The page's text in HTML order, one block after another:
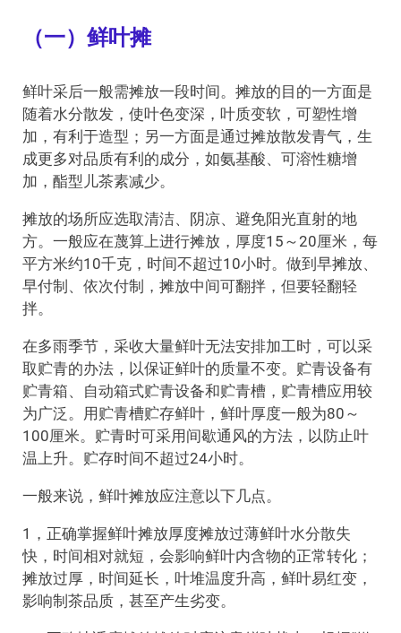
（一）鲜叶摊
鲜叶采后一般需摊放一段时间。摊放的目的一方面是
随着水分散发，使叶色变深，叶质变软，可塑性增
加，有利于造型；另一方面是通过摊放散发青气，生
成更多对品质有利的成分，如氨基酸、可溶性糖增
加，酯型儿茶素减少。
摊放的场所应选取清洁、阴凉、避免阳光直射的地
方。一般应在蔑算上进行摊放，厚度15～20厘米，每
平方米约10千克，时间不超过10小时。做到早摊放、
早付制、依次付制，摊放中间可翻拌，但要轻翻轻
拌。
在多雨季节，采收大量鲜叶无法安排加工时，可以采
取贮青的办法，以保证鲜叶的质量不变。贮青设备有
贮青箱、自动箱式贮青设备和贮青槽，贮青槽应用较
为广泛。用贮青槽贮存鲜叶，鲜叶厚度一般为80～
100厘米。贮青时可采用间歇通风的方法，以防止叶
温上升。贮存时间不超过24小时。
一般来说，鲜叶摊放应注意以下几点。
1，正确掌握鲜叶摊放厚度摊放过薄鲜叶水分散失
快，时间相对就短，会影响鲜叶内含物的正常转化；
摊放过厚，时间延长，叶堆温度升高，鲜叶易红变，
影响制茶品质，甚至产生劣变。